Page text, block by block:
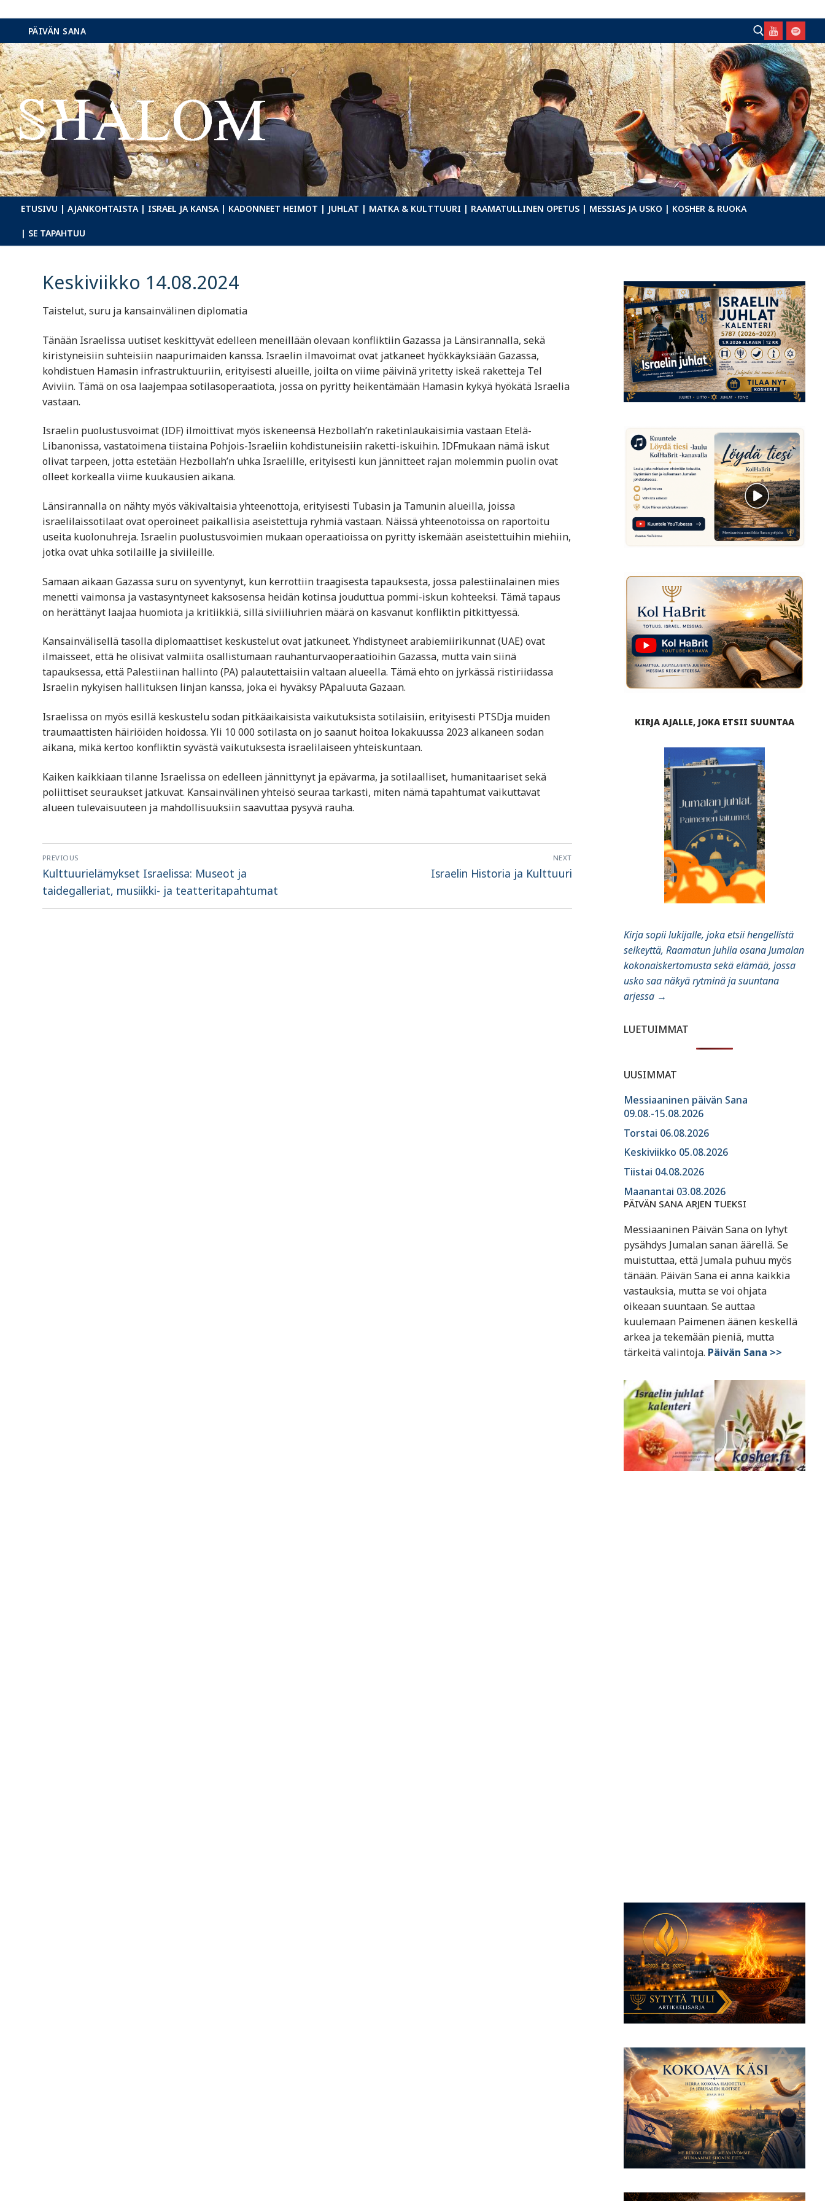
Hyppää
sisältöön
PÄIVÄN SANA
Hae:
ETUSIVU | AJANKOHTAISTA | ISRAEL JA KANSA | KADONNEET HEIMOT | JUHLAT | MATKA & KULTTUURI | RAAMATULLINEN OPETUS | MESSIAS JA USKO | KOSHER & RUOKA
| SE TAPAHTUU
Keskiviikko 14.08.2024
Taistelut, suru ja kansainvälinen diplomatia
Tänään Israelissa uutiset keskittyvät edelleen meneillään olevaan konfliktiin Gazassa ja Länsirannalla, sekä
kiristyneisiin suhteisiin naapurimaiden kanssa. Israelin ilmavoimat ovat jatkaneet hyökkäyksiään Gazassa,
kohdistuen Hamasin infrastruktuuriin, erityisesti alueille, joilta on viime päivinä yritetty iskeä raketteja Tel
Aviviin. Tämä on osa laajempaa sotilasoperaatiota, jossa on pyritty heikentämään Hamasin kykyä hyökätä Israelia
vastaan.
Israelin puolustusvoimat (IDF) ilmoittivat myös iskeneensä Hezbollah’n raketinlaukaisimia vastaan Etelä-
Libanonissa, vastatoimena tiistaina Pohjois-Israeliin kohdistuneisiin raketti-iskuihin. IDFmukaan nämä iskut
olivat tarpeen, jotta estetään Hezbollah’n uhka Israelille, erityisesti kun jännitteet rajan molemmin puolin ovat
olleet korkealla viime kuukausien aikana.
Länsirannalla on nähty myös väkivaltaisia yhteenottoja, erityisesti Tubasin ja Tamunin alueilla, joissa
israelilaissotilaat ovat operoineet paikallisia aseistettuja ryhmiä vastaan. Näissä yhteenotoissa on raportoitu
useita kuolonuhreja. Israelin puolustusvoimien mukaan operaatioissa on pyritty iskemään aseistettuihin miehiin,
jotka ovat uhka sotilaille ja siviileille.
Samaan aikaan Gazassa suru on syventynyt, kun kerrottiin traagisesta tapauksesta, jossa palestiinalainen mies
menetti vaimonsa ja vastasyntyneet kaksosensa heidän kotinsa jouduttua pommi-iskun kohteeksi. Tämä tapaus
on herättänyt laajaa huomiota ja kritiikkiä, sillä siviiliuhrien määrä on kasvanut konfliktin pitkittyessä.
Kansainvälisellä tasolla diplomaattiset keskustelut ovat jatkuneet. Yhdistyneet arabiemiirikunnat (UAE) ovat
ilmaisseet, että he olisivat valmiita osallistumaan rauhanturvaoperaatioihin Gazassa, mutta vain siinä
tapauksessa, että Palestiinan hallinto (PA) palautettaisiin valtaan alueella. Tämä ehto on jyrkässä ristiriidassa
Israelin nykyisen hallituksen linjan kanssa, joka ei hyväksy PApaluuta Gazaan.
Israelissa on myös esillä keskustelu sodan pitkäaikaisista vaikutuksista sotilaisiin, erityisesti PTSDja muiden
traumaattisten häiriöiden hoidossa. Yli 10 000 sotilasta on jo saanut hoitoa lokakuussa 2023 alkaneen sodan
aikana, mikä kertoo konfliktin syvästä vaikutuksesta israelilaiseen yhteiskuntaan.
Kaiken kaikkiaan tilanne Israelissa on edelleen jännittynyt ja epävarma, ja sotilaalliset, humanitaariset sekä
poliittiset seuraukset jatkuvat. Kansainvälinen yhteisö seuraa tarkasti, miten nämä tapahtumat vaikuttavat
alueen tulevaisuuteen ja mahdollisuuksiin saavuttaa pysyvä rauha.
Artikkelien
selaus
PREVIOUS
Previous
post:
Kulttuurielämykset Israelissa: Museot ja
taidegalleriat, musiikki- ja teatteritapahtumat
NEXT
Next
Israelin Historia ja Kulttuuri
KIRJA AJALLE, JOKA ETSII SUUNTAA
Kirja sopii lukijalle, joka etsii hengellistä
selkeyttä, Raamatun juhlia osana Jumalan
kokonaiskertomusta sekä elämää, jossa
usko saa näkyä rytminä ja suuntana
arjessa →
LUETUIMMAT
UUSIMMAT
Messiaaninen päivän Sana
09.08.-15.08.2026
Torstai 06.08.2026
Keskiviikko 05.08.2026
Tiistai 04.08.2026
Maanantai 03.08.2026
PÄIVÄN SANA ARJEN TUEKSI
Messiaaninen Päivän Sana on lyhyt
pysähdys Jumalan sanan äärellä. Se
muistuttaa, että Jumala puhuu myös
tänään. Päivän Sana ei anna kaikkia
vastauksia, mutta se voi ohjata
oikeaan suuntaan. Se auttaa
kuulemaan Paimenen äänen keskellä
arkea ja tekemään pieniä, mutta
tärkeitä valintoja. Päivän Sana >>